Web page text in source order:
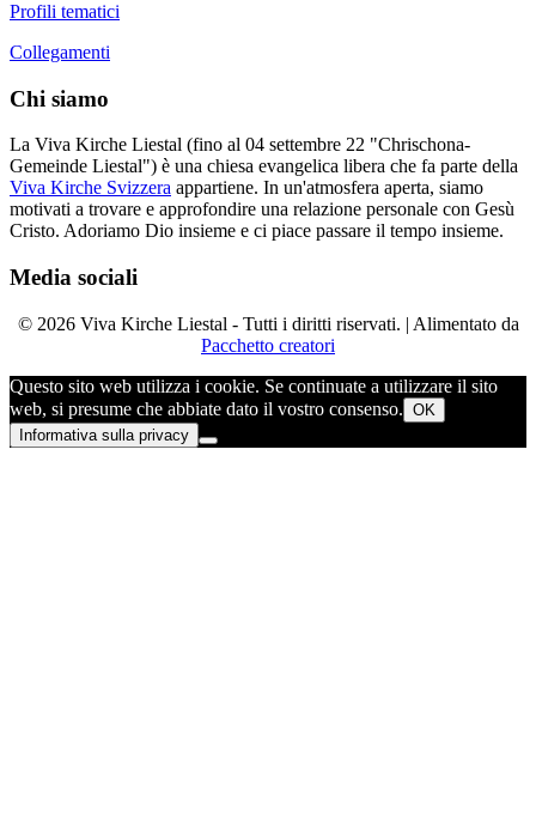
Profili tematici
Collegamenti
Chi siamo
La Viva Kirche Liestal (fino al 04 settembre 22 "Chrischona-
Gemeinde Liestal") è una chiesa evangelica libera che fa parte della
Viva Kirche Svizzera appartiene. In un'atmosfera aperta, siamo
motivati a trovare e approfondire una relazione personale con Gesù
Cristo. Adoriamo Dio insieme e ci piace passare il tempo insieme.
Media sociali
© 2026 Viva Kirche Liestal - Tutti i diritti riservati. | Alimentato da
Pacchetto creatori
Questo sito web utilizza i cookie. Se continuate a utilizzare il sito
web, si presume che abbiate dato il vostro consenso. OK
Informativa sulla privacy